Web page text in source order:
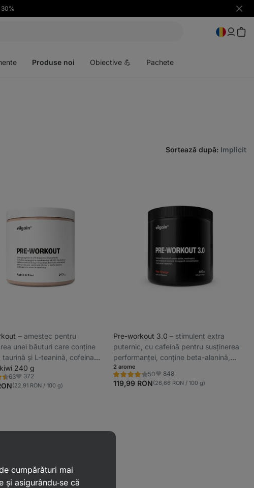
30%
Produse noi Obiective 💪 Pachete
Sortează după: Implicit
⁠–⁠ amestec pentru
unei băuturi care conține
taurină și L-teanină, cofeina
vigilenței și a
destinată înainte de
fizică
240 g
63Favorite
372
(22,91 RON / 100 g)
Pre-workout 3.0 ⁠–⁠ stimulent extra
puternic, cu cafeină pentru susținerea
performanței, conține beta-alanină,
colină, taurină și extracte naturale
puternice
2 arome
50
Evaluare
4.3/5,
50
Favorite
848
119,99 RON(26,66 RON / 100 g)
cumpărături mai
și asigurându‑se că